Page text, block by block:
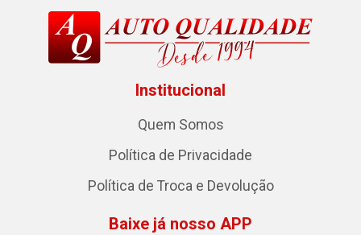
Institucional
Quem Somos
Política de Privacidade
Política de Troca e Devolução
Baixe já nosso APP